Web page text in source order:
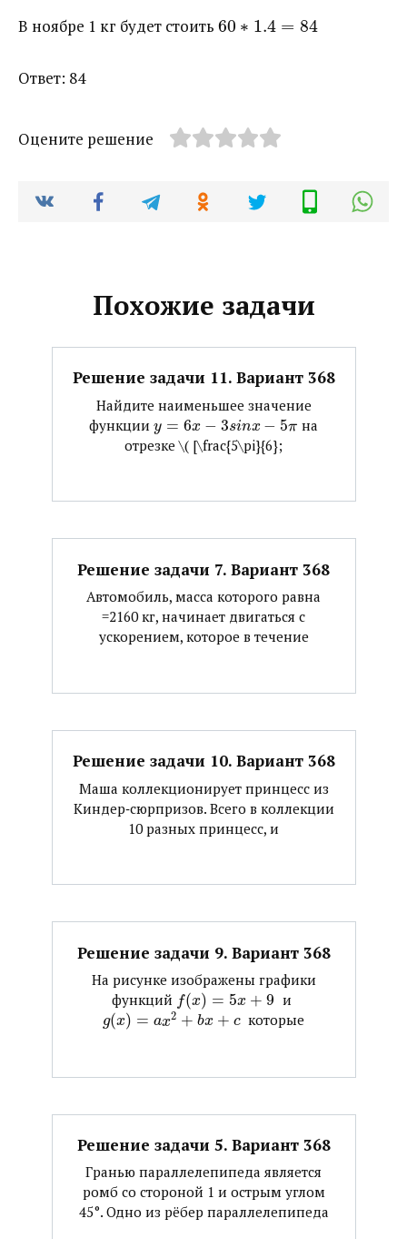
В ноябре 1 кг будет стоить ​ 60 ∗ 1.4 = 84
Ответ: 84
Оцените решение
Похожие задачи
Решение задачи 11. Вариант 368
Найдите наименьшее значение
функции ​ y = 6x − 3sinx − 5π ​ на
отрезке ​\( [\frac{5\pi}{6};
Решение задачи 7. Вариант 368
Автомобиль, масса которого равна
=2160 кг, начинает двигаться с
ускорением, которое в течение
Решение задачи 10. Вариант 368
Маша коллекционирует принцесс из
Киндер‐сюрпризов. Всего в коллекции
10 разных принцесс, и
Решение задачи 9. Вариант 368
На рисунке изображены графики
функций ​ f(x) = 5x + 9 ​ и ​
g(x) = ax2 + bx + c ​ которые
Решение задачи 5. Вариант 368
Гранью параллелепипеда является
ромб со стороной 1 и острым углом
45°. Одно из рёбер параллелепипеда